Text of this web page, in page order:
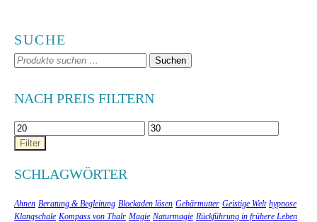
SUCHE
Suchen
nach:
Suchen
NACH PREIS FILTERN
Min.
Preis
Max.
Preis
Filter
SCHLAGWÖRTER
Ahnen Beratung & Begleitung Blockaden lösen Gebärmutter Geistige Welt hypnose
Klangschale Kompass von Thalr Magie Naturmagie Rückführung in frühere Leben